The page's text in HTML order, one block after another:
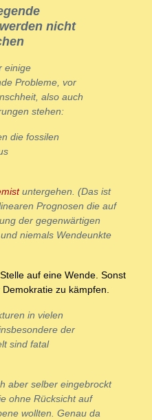
nicht
einige
Probleme, vor
also auch
stehen:
die fossilen
untergehen. (Das ist
Prognosen die auf
der gegenwärtigen
niemals Wendeunkte
auf eine Wende. Sonst
zu kämpfen.
in vielen
der
sind fatal
aber selber eingebrockt
ohne Rücksicht auf
wollten. Genau da